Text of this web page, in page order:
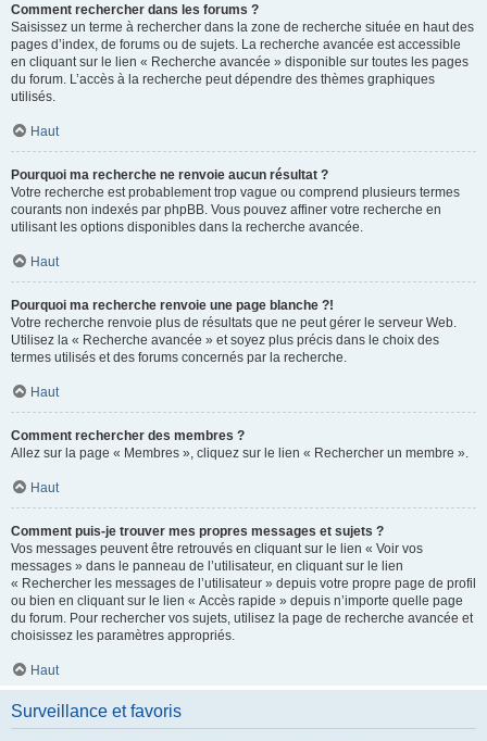
Comment rechercher dans les forums ?
Saisissez un terme à rechercher dans la zone de recherche située en haut des
pages d’index, de forums ou de sujets. La recherche avancée est accessible
en cliquant sur le lien « Recherche avancée » disponible sur toutes les pages
du forum. L’accès à la recherche peut dépendre des thèmes graphiques
utilisés.
Haut
Pourquoi ma recherche ne renvoie aucun résultat ?
Votre recherche est probablement trop vague ou comprend plusieurs termes
courants non indexés par phpBB. Vous pouvez affiner votre recherche en
utilisant les options disponibles dans la recherche avancée.
Haut
Pourquoi ma recherche renvoie une page blanche ?!
Votre recherche renvoie plus de résultats que ne peut gérer le serveur Web.
Utilisez la « Recherche avancée » et soyez plus précis dans le choix des
termes utilisés et des forums concernés par la recherche.
Haut
Comment rechercher des membres ?
Allez sur la page « Membres », cliquez sur le lien « Rechercher un membre ».
Haut
Comment puis-je trouver mes propres messages et sujets ?
Vos messages peuvent être retrouvés en cliquant sur le lien « Voir vos
messages » dans le panneau de l’utilisateur, en cliquant sur le lien
« Rechercher les messages de l’utilisateur » depuis votre propre page de profil
ou bien en cliquant sur le lien « Accès rapide » depuis n’importe quelle page
du forum. Pour rechercher vos sujets, utilisez la page de recherche avancée et
choisissez les paramètres appropriés.
Haut
Surveillance et favoris